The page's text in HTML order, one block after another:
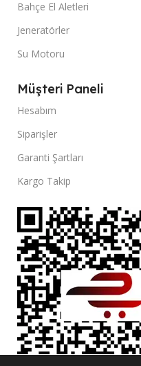
Bahçe El Aletleri
Jeneratörler
Su Motoru
Müşteri Paneli
Hesabım
Siparişler
Garanti Şartları
Kargo Takip